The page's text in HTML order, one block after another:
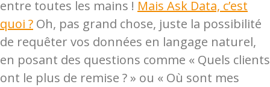
entre toutes les mains ! Mais Ask Data, c’est
quoi ? Oh, pas grand chose, juste la possibilité
de requêter vos données en langage naturel,
en posant des questions comme « Quels clients
ont le plus de remise ? » ou « Où sont mes